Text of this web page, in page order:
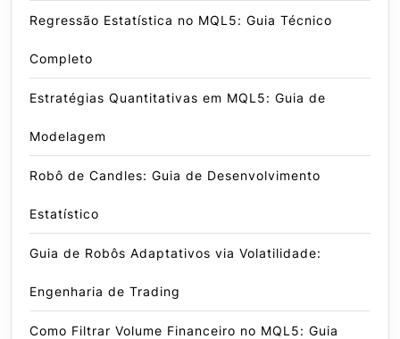
Regressão Estatística no MQL5: Guia Técnico
Completo
Estratégias Quantitativas em MQL5: Guia de
Modelagem
Robô de Candles: Guia de Desenvolvimento
Estatístico
Guia de Robôs Adaptativos via Volatilidade:
Engenharia de Trading
Como Filtrar Volume Financeiro no MQL5: Guia